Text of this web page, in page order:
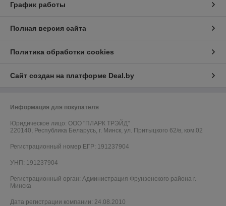
График работы
Полная версия сайта
Политика обработки cookies
Сайт создан на платформе Deal.by
Информация для покупателя
Юридическое лицо: ООО "ПЛАРК ТРЭЙД"
220140, Республика Беларусь, г. Минск, ул. Притыцкого 62/в, ком.02
Регистрационный номер ЕГР: 191237904
УНП: 191237904
Регистрационный орган: Администрация Фрунзенского района г.
Минска
Дата регистрации компании: 24.08.2010